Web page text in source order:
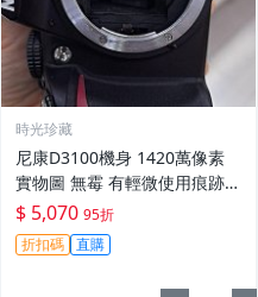
時光珍藏
尼康D3100機身 1420萬像素
實物圖 無霉 有輕微使用痕跡
機身原裝 無拆修無翻新 臨-34
3
$ 5,070 95折
折扣碼 直購